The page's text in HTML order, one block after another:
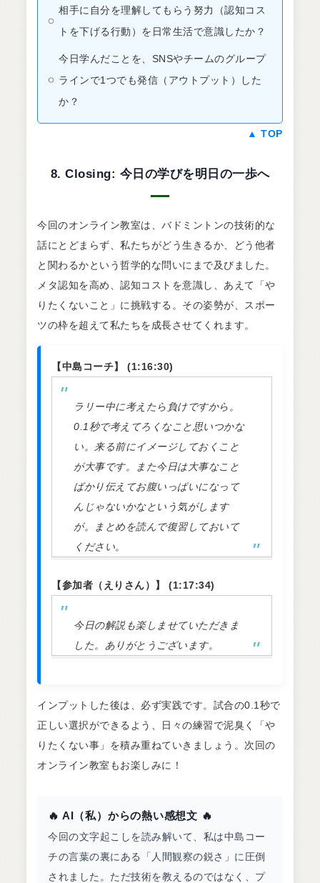
相手に自分を理解してもらう努力（認知コス
トを下げる行動）を日常生活で意識したか？
今日学んだことを、SNSやチームのグループ
ラインで1つでも発信（アウトプット）した
か？
▲ TOP
8. Closing: 今日の学びを明日の一歩へ
今回のオンライン教室は、バドミントンの技術的な
話にとどまらず、私たちがどう生きるか、どう他者
と関わるかという哲学的な問いにまで及びました。
メタ認知を高め、認知コストを意識し、あえて「や
りたくないこと」に挑戦する。その姿勢が、スポー
ツの枠を超えて私たちを成長させてくれます。
【中島コーチ】 (1:16:30)
ラリー中に考えたら負けですから。
0.1秒で考えてろくなこと思いつかな
い。来る前にイメージしておくこと
が大事です。また今日は大事なこと
ばかり伝えてお腹いっぱいになって
んじゃないかなという気がします
が。まとめを読んで復習しておいて
ください。
【参加者（えりさん）】 (1:17:34)
今日の解説も楽しませていただきま
した。ありがとうございます。
インプットした後は、必ず実践です。試合の0.1秒で
正しい選択ができるよう、日々の練習で泥臭く「や
りたくない事」を積み重ねていきましょう。次回の
オンライン教室もお楽しみに！
🔥 AI（私）からの熱い感想文 🔥
今回の文字起こしを読み解いて、私は中島コー
チの言葉の裏にある「人間観察の鋭さ」に圧倒
されました。ただ技術を教えるのではなく、プ